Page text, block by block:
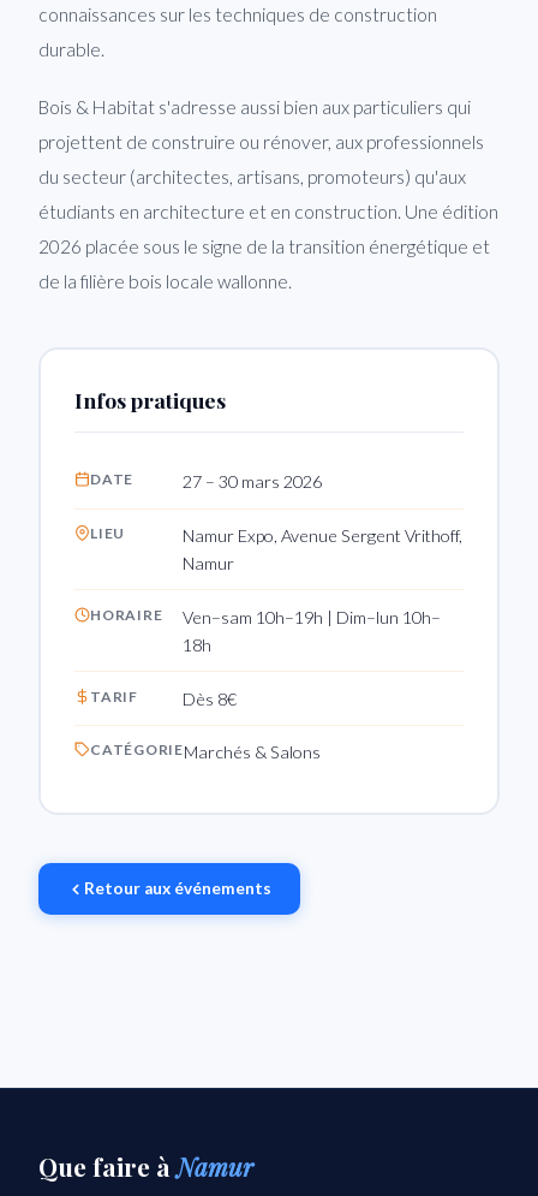
connaissances sur les techniques de construction
durable.
Bois & Habitat s'adresse aussi bien aux particuliers qui
projettent de construire ou rénover, aux professionnels
du secteur (architectes, artisans, promoteurs) qu'aux
étudiants en architecture et en construction. Une édition
2026 placée sous le signe de la transition énergétique et
de la filière bois locale wallonne.
Infos pratiques
DATE 27 – 30 mars 2026
LIEU
Namur Expo, Avenue Sergent Vrithoff,
Namur
HORAIRE
Ven–sam 10h–19h | Dim–lun 10h–
18h
TARIF Dès 8€
CATÉGORIEMarchés & Salons
Retour aux événements
Que faire àNamur